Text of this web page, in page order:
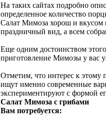
На таких сайтах подробно
определенное количество
Салат Мимоза хорош и вкусом
праздничный вид, а всем
Еще одним достоинством этого
приготовление Мимозы у вас
Отметим, что интерес к
ищут именно современные
экспериментируют с формой
Салат Мимоза с грибами
Вам потребуется: